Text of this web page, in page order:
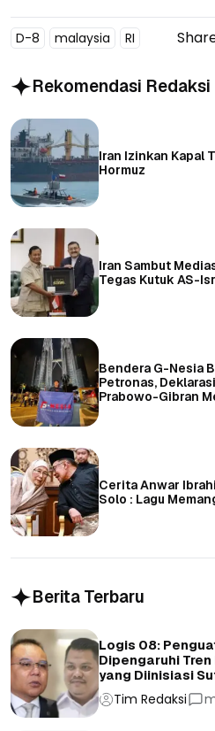
D-8 malaysia RI
Rekomendasi Redaksi
Iran Izinkan Kapal
Hormuz
Iran Sambut
Tegas Kutuk AS-
Bendera G-Nesia
Petronas,
Prabowo-Gibran
Cerita Anwar
Solo : Lagu
Berita Terbaru
Logis 08:
Dipengaruhi
yang Diinisiasi
Tim Redaksi